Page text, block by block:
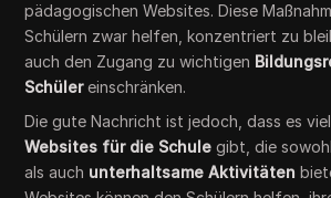
pädagogischen Websites. Diese
Schülern zwar helfen, konzentriert zu
auch den Zugang zu wichtigen
Schülereinschränken.
Die gute Nachricht ist jedoch, dass es
Websites für die Schule gibt, die sowohl
als auch unterhaltsame Aktivitäten